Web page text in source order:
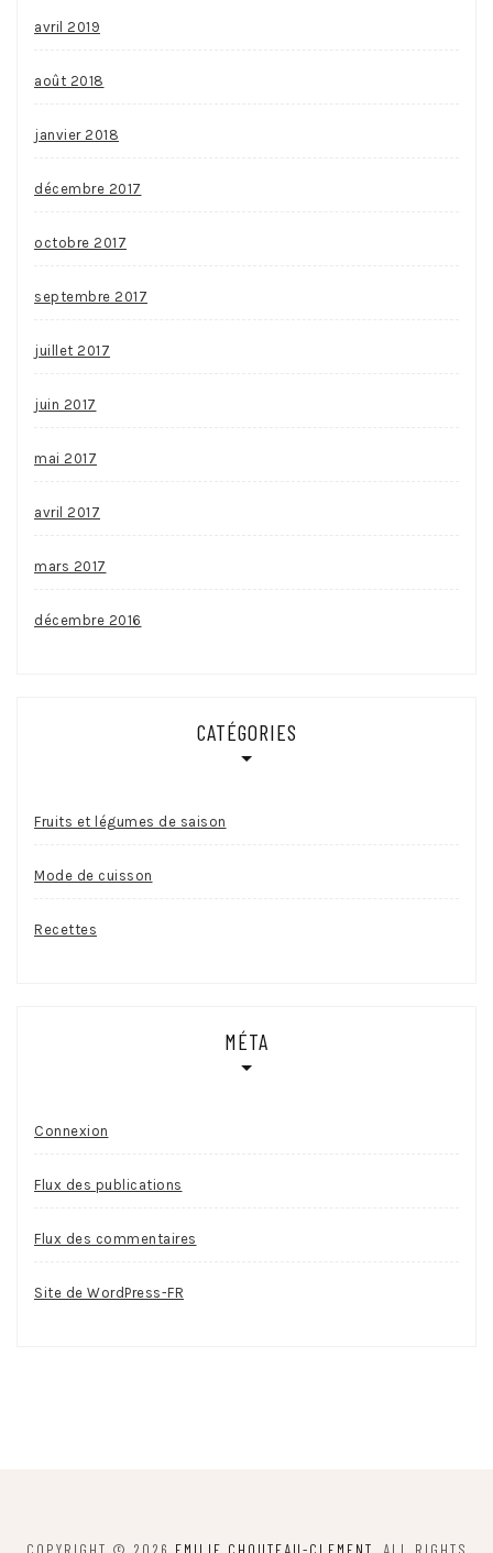
avril 2019
août 2018
janvier 2018
décembre 2017
octobre 2017
septembre 2017
juillet 2017
juin 2017
mai 2017
avril 2017
mars 2017
décembre 2016
CATÉGORIES
Fruits et légumes de saison
Mode de cuisson
Recettes
MÉTA
Connexion
Flux des publications
Flux des commentaires
Site de WordPress-FR
COPYRIGHT © 2026 EMILIE CHOUTEAU-CLEMENT . ALL RIGHTS